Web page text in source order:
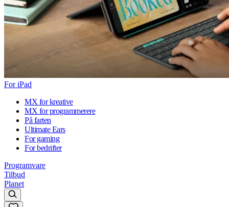
For iPad
MX for kreative
MX for programmerere
På farten
Ultimate Ears
For gaming
For bedrifter
Programvare
Tilbud
Planet